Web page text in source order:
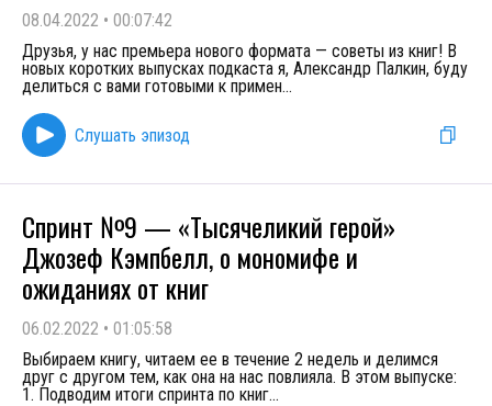
08.04.2022 • 00:07:42
Друзья, у нас премьера нового формата — советы из книг! В
новых коротких выпусках подкаста я, Александр Палкин, буду
делиться с вами готовыми к примен...
Слушать эпизод
Спринт №9 — «Тысячеликий герой»
Джозеф Кэмпбелл, о мономифе и
ожиданиях от книг
06.02.2022 • 01:05:58
Выбираем книгу, читаем ее в течение 2 недель и делимся
друг с другом тем, как она на нас повлияла. В этом выпуске:
1. Подводим итоги спринта по книг...